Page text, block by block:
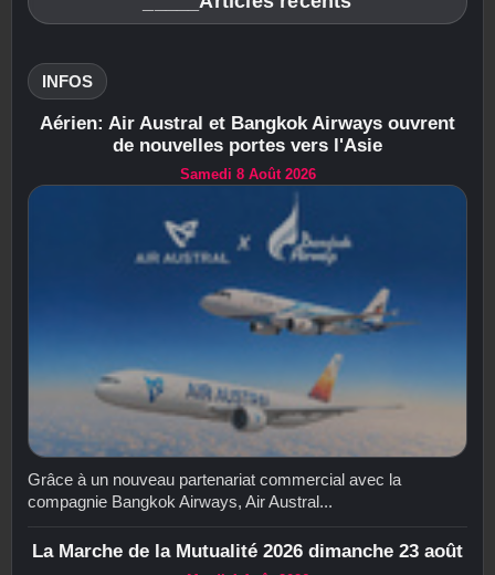
INFOS
Aérien: Air Austral et Bangkok Airways ouvrent
de nouvelles portes vers l'Asie
Samedi 8 Août 2026
Grâce à un nouveau partenariat commercial avec la
compagnie Bangkok Airways, Air Austral...
La Marche de la Mutualité 2026 dimanche 23 août